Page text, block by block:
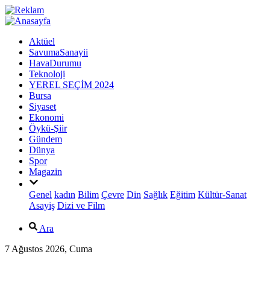
Aktüel
SavumaSanayii
HavaDurumu
Teknoloji
YEREL SEÇİM 2024
Bursa
Siyaset
Ekonomi
Öykü-Şiir
Gündem
Dünya
Spor
Magazin
Genel kadın Bilim Çevre Din Sağlık Eğitim Kültür-Sanat
Asayiş Dizi ve Film
Ara
7 Ağustos 2026, Cuma